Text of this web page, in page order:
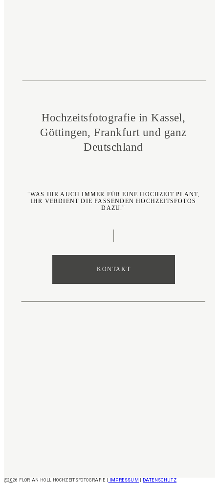
Hochzeitsfotografie in Kassel,
Göttingen, Frankfurt und ganz
Deutschland
"WAS IHR AUCH IMMER FÜR EINE HOCHZEIT PLANT,
IHR VERDIENT DIE PASSENDEN HOCHZEITS­FOTOS
DAZU."
KONTAKT
@2026 FLORIAN HOLL HOCHZEITSFOTOGRAFIE | IMPRESSUM DATENSCHUTZ